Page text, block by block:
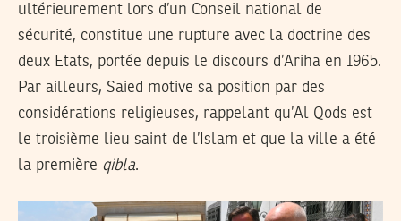
ultérieurement lors d’un Conseil national de
sécurité, constitue une rupture avec la doctrine des
deux Etats, portée depuis le discours d’Ariha en 1965.
Par ailleurs, Saied motive sa position par des
considérations religieuses, rappelant qu’Al Qods est
le troisième lieu saint de l’Islam et que la ville a été
la première qibla.